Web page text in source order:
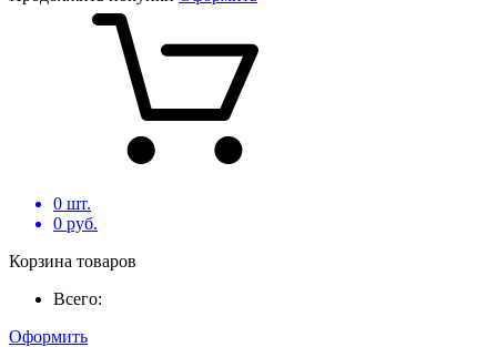
0 шт.
0 руб.
Корзина товаров
Всего:
Оформить